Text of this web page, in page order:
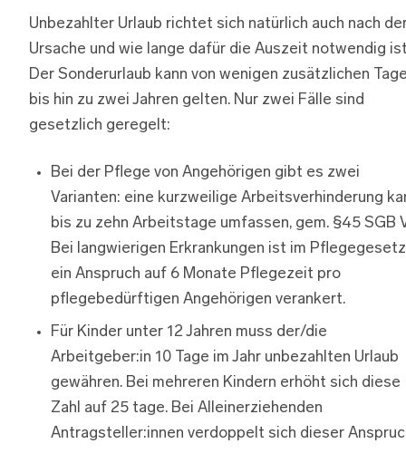
Unbezahlter Urlaub richtet sich natürlich auch nach
Ursache und wie lange dafür die Auszeit notwendig
Der Sonderurlaub kann von wenigen zusätzlichen
bis hin zu zwei Jahren gelten. Nur zwei Fälle sind
gesetzlich geregelt:
Bei der Pflege von Angehörigen gibt es zwei
Varianten: eine kurzweilige Arbeitsverhinderung
bis zu zehn Arbeitstage umfassen, gem. §45 SGB
Bei langwierigen Erkrankungen ist im Pflegegesetz
ein Anspruch auf 6 Monate Pflegezeit pro
pflegebedürftigen Angehörigen verankert.
Für Kinder unter 12 Jahren muss der/die
Arbeitgeber:in 10 Tage im Jahr unbezahlten Urlaub
gewähren. Bei mehreren Kindern erhöht sich diese
Zahl auf 25 tage. Bei Alleinerziehenden
Antragsteller:innen verdoppelt sich dieser